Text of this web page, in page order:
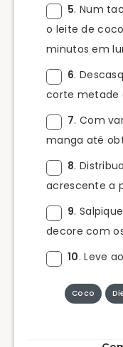
5. Num
o leite de
minutos em
6.
corte metade
7. Com
manga até
8.
acrescente a
9.
decore com
10. Leve
Coco